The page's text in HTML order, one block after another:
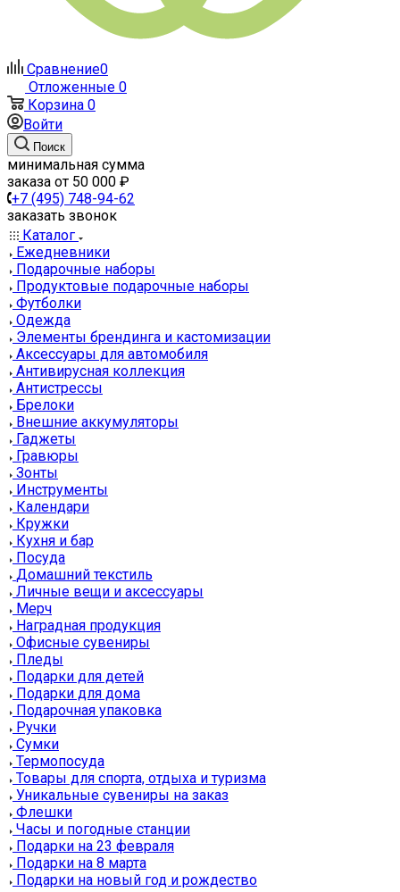
Сравнение0
Отложенные 0
Корзина 0
Войти
Поиск
минимальная сумма
заказа от 50 000 ₽
+7 (495) 748-94-62
заказать звонок
Каталог
Ежедневники
Подарочные наборы
Продуктовые подарочные наборы
Футболки
Одежда
Элементы брендинга и кастомизации
Аксессуары для автомобиля
Антивирусная коллекция
Антистрессы
Брелоки
Внешние аккумуляторы
Гаджеты
Гравюры
Зонты
Инструменты
Календари
Кружки
Кухня и бар
Посуда
Домашний текстиль
Личные вещи и аксессуары
Мерч
Наградная продукция
Офисные сувениры
Пледы
Подарки для детей
Подарки для дома
Подарочная упаковка
Ручки
Сумки
Термопосуда
Товары для спорта, отдыха и туризма
Уникальные сувениры на заказ
Флешки
Часы и погодные станции
Подарки на 23 февраля
Подарки на 8 марта
Подарки на новый год и рождество